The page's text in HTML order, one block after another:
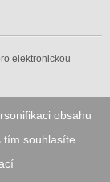
obsahu
souhlasíte.
elektronickou